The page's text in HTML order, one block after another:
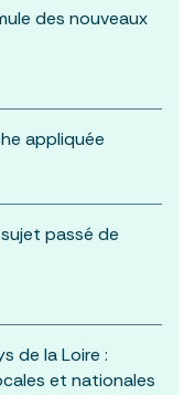
des nouveaux
appliquée
passé de
de la Loire :
et nationales